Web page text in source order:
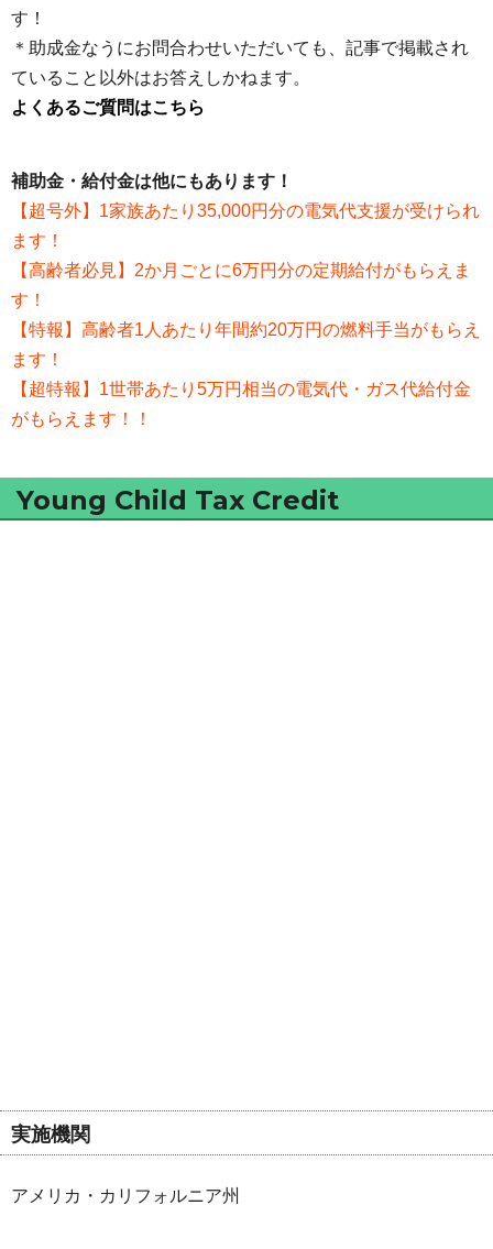
す！
＊助成金なうにお問合わせいただいても、記事で掲載され
ていること以外はお答えしかねます。
よくあるご質問はこちら
補助金・給付金は他にもあります！
【超号外】1家族あたり35,000円分の電気代支援が受けられ
ます！
【高齢者必見】2か月ごとに6万円分の定期給付がもらえま
す！
【特報】高齢者1人あたり年間約20万円の燃料手当がもらえ
ます！
【超特報】1世帯あたり5万円相当の電気代・ガス代給付金
がもらえます！！
Young Child Tax Credit
実施機関
アメリカ・カリフォルニア州